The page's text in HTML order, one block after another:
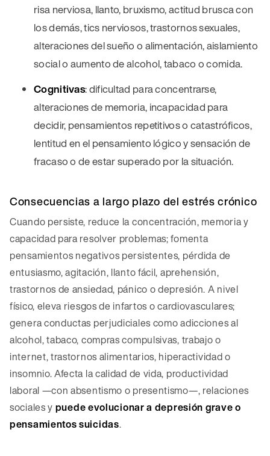
risa nerviosa, llanto, bruxismo, actitud brusca con
los demás, tics nerviosos, trastornos sexuales,
alteraciones del sueño o alimentación, aislamiento
social o aumento de alcohol, tabaco o comida.
Cognitivas: dificultad para concentrarse,
alteraciones de memoria, incapacidad para
decidir, pensamientos repetitivos o catastróficos,
lentitud en el pensamiento lógico y sensación de
fracaso o de estar superado por la situación.
Consecuencias a largo plazo del estrés crónico
Cuando persiste, reduce la concentración, memoria y
capacidad para resolver problemas; fomenta
pensamientos negativos persistentes, pérdida de
entusiasmo, agitación, llanto fácil, aprehensión,
trastornos de ansiedad, pánico o depresión. A nivel
físico, eleva riesgos de infartos o cardiovasculares;
genera conductas perjudiciales como adicciones al
alcohol, tabaco, compras compulsivas, trabajo o
internet, trastornos alimentarios, hiperactividad o
insomnio. Afecta la calidad de vida, productividad
laboral —con absentismo o presentismo—, relaciones
sociales y puede evolucionar a depresión grave o
pensamientos suicidas.